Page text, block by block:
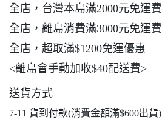
全店，台灣本島滿2000元免運費
全店，離島消費滿3000元免運費
全店，超取滿$1200免運優惠
<離島會手動加收$40配送費>
送貨方式
7-11 貨到付款(消費金額滿$600出貨)